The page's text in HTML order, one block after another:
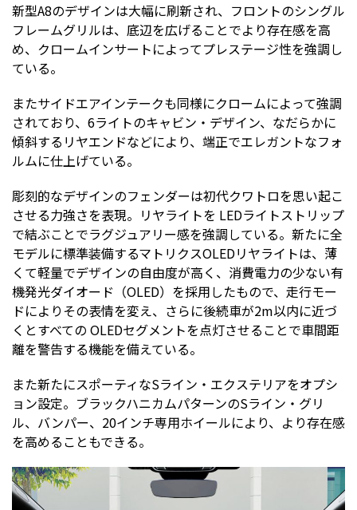
新型A8のデザインは大幅に刷新され、フロントのシングル
フレームグリルは、底辺を広げることでより存在感を高
め、クロームインサートによってプレステージ性を強調し
ている。
またサイドエアインテークも同様にクロームによって強調
されており、6ライトのキャビン・デザイン、なだらかに
傾斜するリヤエンドなどにより、端正でエレガントなフォ
ルムに仕上げている。
彫刻的なデザインのフェンダーは初代クワトロを思い起こ
させる力強さを表現。リヤライトを LEDライトストリップ
で結ぶことでラグジュアリー感を強調している。新たに全
モデルに標準装備するマトリクスOLEDリヤライトは、薄
くて軽量でデザインの自由度が高く、消費電力の少ない有
機発光ダイオード（OLED）を採用したもので、走行モー
ドによりその表情を変え、さらに後続車が2m以内に近づ
くとすべての OLEDセグメントを点灯させることで車間距
離を警告する機能を備えている。
また新たにスポーティなSライン・エクステリアをオプシ
ョン設定。ブラックハニカムパターンのSライン・グリ
ル、バンパー、20インチ専用ホイールにより、より存在感
を高めることもできる。